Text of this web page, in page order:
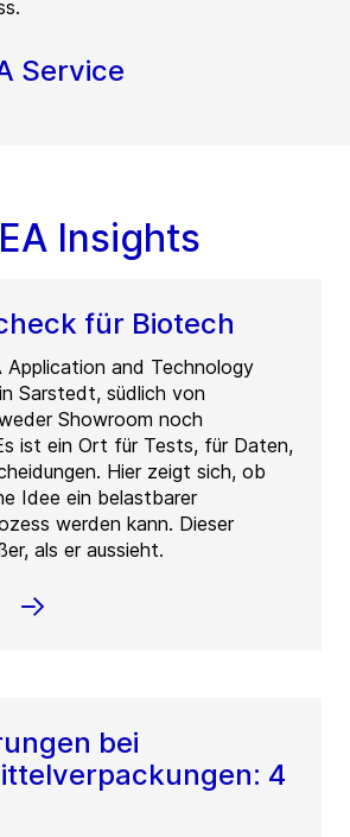
Service
Insights
für Biotech
Application and Technology
Sarstedt, südlich von
Showroom noch
ist ein Ort für Tests, für Daten,
Hier zeigt sich, ob
Idee ein belastbarer
werden kann. Dieser
als er aussieht.
bei
4